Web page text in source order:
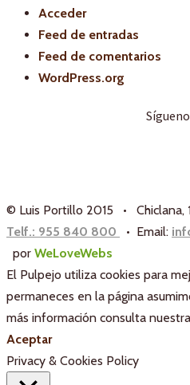
Acceder
Feed de entradas
Feed de comentarios
WordPress.org
© Luis Portillo 2015 • Chiclana,
Telf.: 955 840 800
• Email:
por WeLoveWebs
El Pulpejo utiliza cookies para
permaneces en la página
más información consulta nuestra
Aceptar
Privacy & Cookies Policy